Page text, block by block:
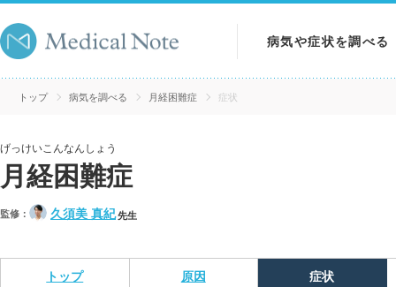
病気や症状を調べる
病気を調べる
トップ 病気を調べる 月経困難症 症状
げっけいこんなんしょう
月経困難症
監修： 久須美 真紀先生
トップ 原因 症状